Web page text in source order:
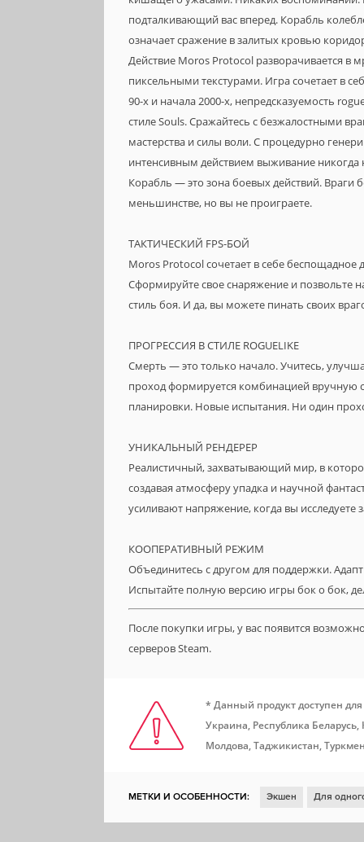
подталкивающий вас вперед. Корабль
означает сражение в залитых кровью
Действие Moros Protocol разворачивается
пиксельными текстурами. Игра сочетает в
90-х и начала 2000-х, непредсказуемость
стиле Souls. Сражайтесь с безжалостными
мастерства и силы воли. С процедурно
интенсивным действием выживание никогда
Корабль — это зона боевых действий.
меньшинстве, но вы не проиграете.
ТАКТИЧЕСКИЙ FPS-БОЙ
Moros Protocol сочетает в себе беспощадное
Сформируйте свое снаряжение и
стиль боя. И да, вы можете пинать своих
ПРОГРЕССИЯ В СТИЛЕ ROGUELIKE
Смерть — это только начало. Учитесь,
проход формируется комбинацией вручную
планировки. Новые испытания. Ни один
УНИКАЛЬНЫЙ РЕНДЕРЕР
Реалистичный, захватывающий мир, в
создавая атмосферу упадка и научной
усиливают напряжение, когда вы
КООПЕРАТИВНЫЙ РЕЖИМ
Объединитесь с другом для поддержки.
Испытайте полную версию игры бок о бок,
После покупки игры, у вас появится
серверов Steam.
* Данный продукт доступен
Украина, Республика
Молдова, Таджикистан,
МЕТКИ И ОСОБЕННОСТИ: Экшен Для